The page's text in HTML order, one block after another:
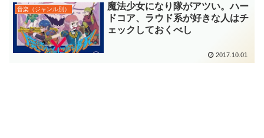
音楽（ジャンル別）
魔法少女になり隊がアツい。ハー
ドコア、ラウド系が好きな人はチ
ェックしておくべし
2017.10.01